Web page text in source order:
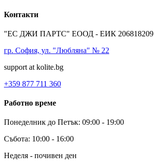
Контакти
"ЕС ДЖИ ПАРТС" ЕООД - ЕИК 206818209
гр. София, ул. "Любляна" № 22
support at kolite.bg
+359 877 711 360
Работно време
Понеделник до Петък: 09:00 - 19:00
Събота: 10:00 - 16:00
Неделя - почивен ден